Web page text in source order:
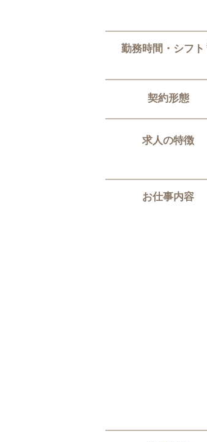
勤務時間・シフト
契約形態
求人の特徴
お仕事内容